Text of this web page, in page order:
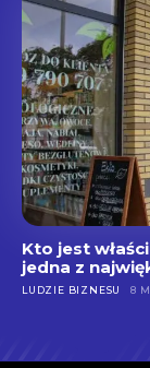
Kto jest
jedna z
LUDZIE BIZNESU 8